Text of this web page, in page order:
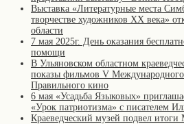
Выставка «Литературные места
творчестве художников XX века»
области
7 мая 2025г. День оказания
помощи
В Ульяновском областном
показы фильмов V Международного
Правильного кино
6 мая «Усадьба Языковых»
«Урок патриотизма» с писателем
Краеведческий музей подвел итоги